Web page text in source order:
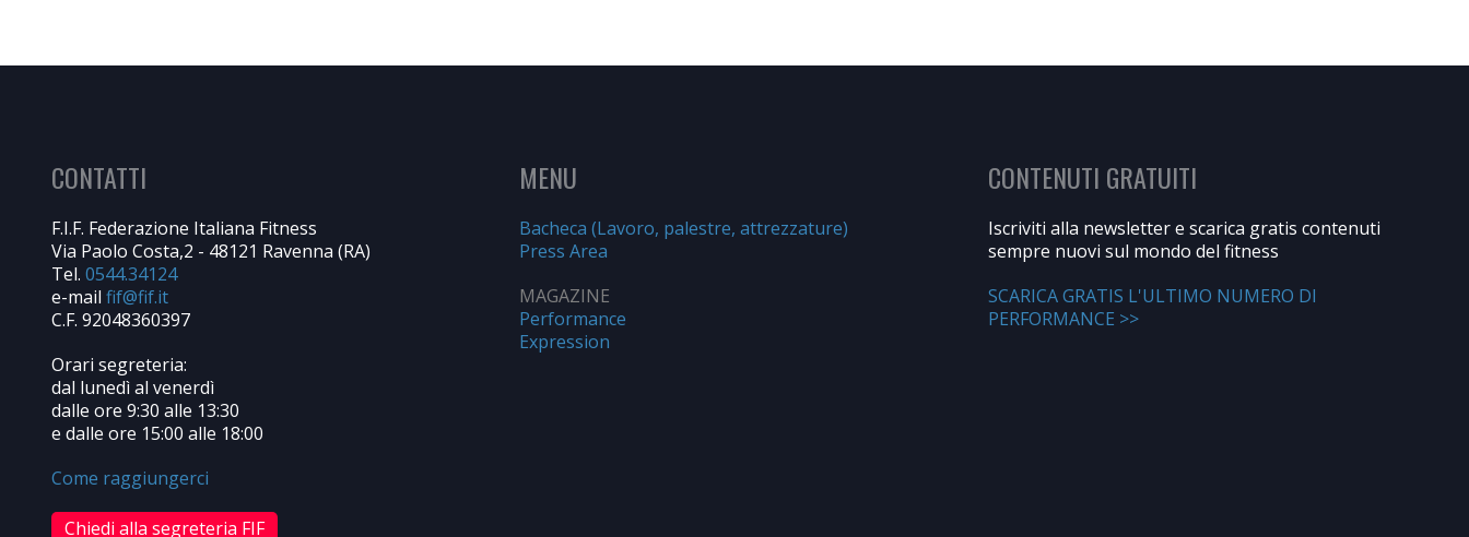
CONTATTI
F.I.F. Federazione Italiana Fitness
Via Paolo Costa,2 - 48121 Ravenna (RA)
Tel. 0544.34124
e-mail
C.F. 92048360397
Orari segreteria:
dal lunedì al venerdì
dalle ore 9:30 alle 13:30
e dalle ore 15:00 alle 18:00
Come raggiungerci
Chiedi alla segreteria FIF
MENU
Bacheca (Lavoro, palestre, attrezzature)
Press Area
MAGAZINE
Performance
Expression
CONTENUTI GRATUITI
Iscriviti alla newsletter e scarica gratis contenuti
sempre nuovi sul mondo del fitness
SCARICA GRATIS L'ULTIMO NUMERO DI
PERFORMANCE >>